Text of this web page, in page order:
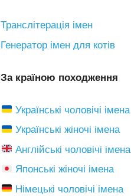
Транслітерація імен
Генератор імен для котів
За країною походження
Українські чоловічі імена
Українські жіночі імена
Англійські чоловічі імена
Японські жіночі імена
Німецькі чоловічі імена